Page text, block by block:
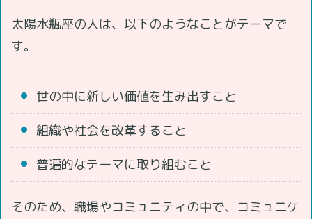
太陽水瓶座の人は、以下のようなことがテーマで
す。
世の中に新しい価値を生み出すこと
組織や社会を改革すること
普遍的なテーマに取り組むこと
そのため、職場やコミュニティの中で、コミュニケ